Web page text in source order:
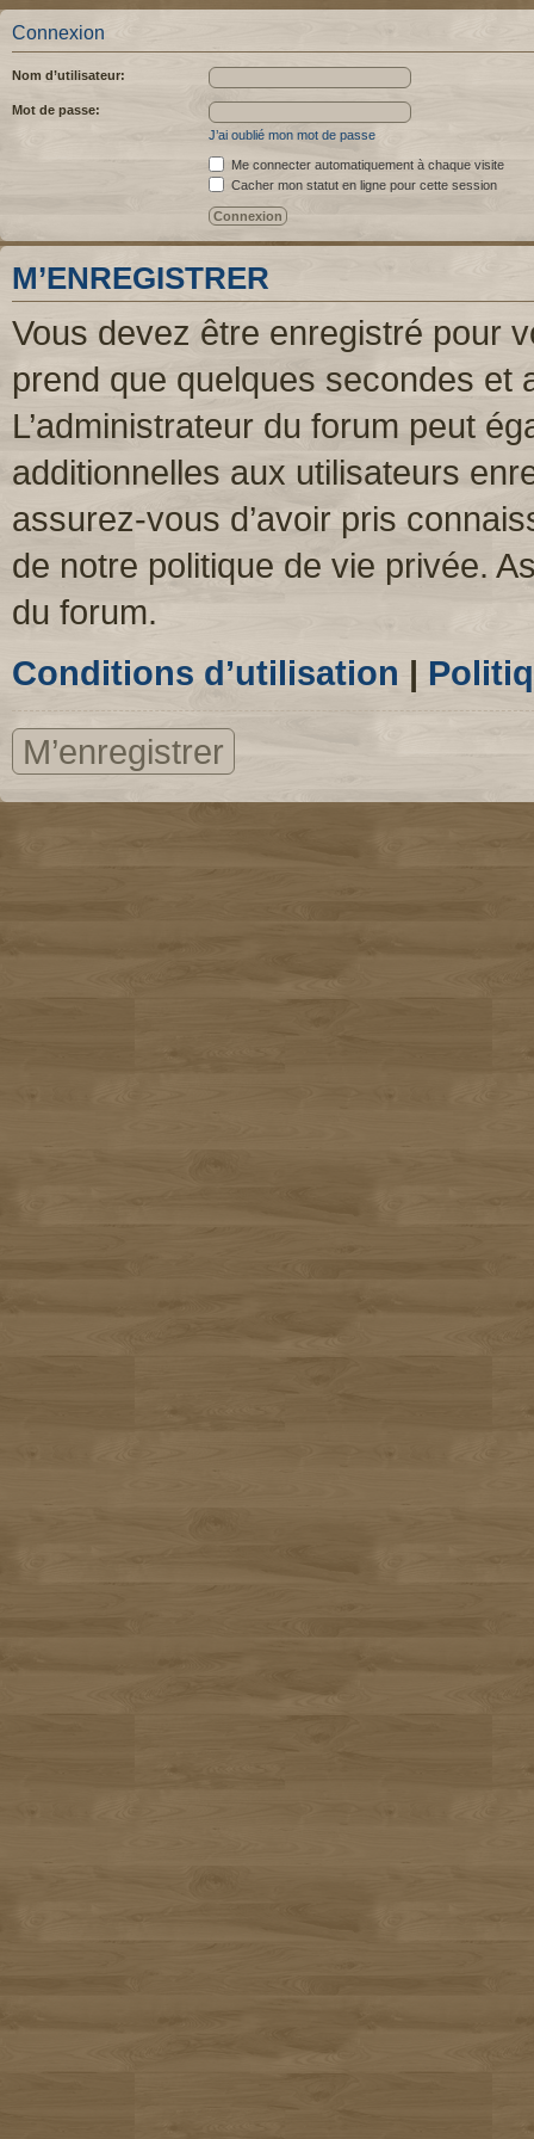
Connexion
Nom d’utilisateur:
Mot de passe:
J’ai oublié mon mot de passe
Me connecter automatiquement à chaque visite
Cacher mon statut en ligne pour cette session
M’ENREGISTRER
Vous devez être enregistré pour
prend que quelques secondes et
L’administrateur du forum peut
additionnelles aux utilisateurs
assurez-vous d’avoir pris
de notre politique de vie privée.
du forum.
Conditions d’utilisation |
M’enregistrer